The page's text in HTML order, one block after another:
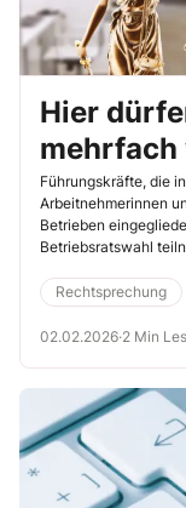
Hier
mehrfach
Führungskräfte, die
Arbeitnehmerinnen
Betrieben
Betriebsratswahl
Rechtsprechung
02.02.2026·2 Min